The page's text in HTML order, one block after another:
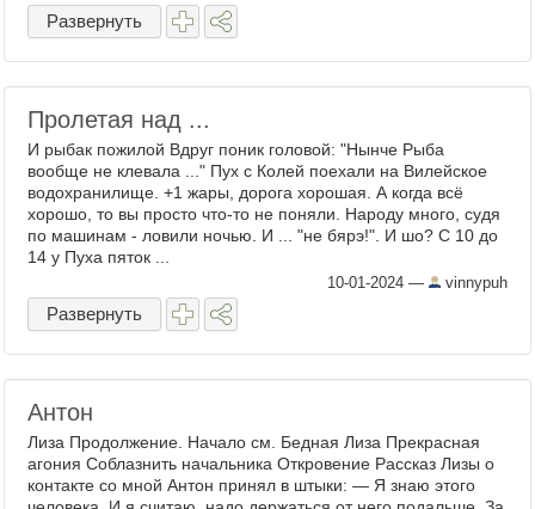
Развернуть
Пролетая над ...
И рыбак пожилой Вдруг поник головой: "Нынче Рыба
вообще не клевала ..." Пух с Колей поехали на Вилейское
водохранилище. +1 жары, дорога хорошая. А когда всё
хорошо, то вы просто что-то не поняли. Народу много, судя
по машинам - ловили ночью. И ... "не бярэ!". И шо? С 10 до
14 у Пуха пяток ...
10-01-2024 — vinnypuh
Развернуть
Антон
Лиза Продолжение. Начало см. Бедная Лиза Прекрасная
агония Соблазнить начальника Откровение Рассказ Лизы о
контакте со мной Антон принял в штыки: — Я знаю этого